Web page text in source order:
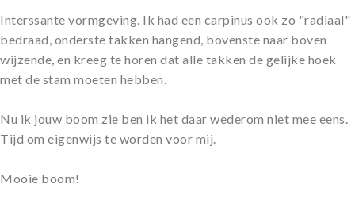
Interssante vormgeving. Ik had een carpinus ook zo "radiaal"
bedraad, onderste takken hangend, bovenste naar boven
wijzende, en kreeg te horen dat alle takken de gelijke hoek
met de stam moeten hebben.
Nu ik jouw boom zie ben ik het daar wederom niet mee eens.
Tijd om eigenwijs te worden voor mij.
Mooie boom!